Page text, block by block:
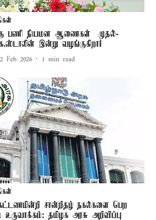
பணி நியமன ஆணைகள் – முதல்-
இன்று வழங்குகிறார்
Feb 2026 1 min read
சான்றிதழ் நகல்களை பெற
தமிழக அரசு அறிவிப்பு